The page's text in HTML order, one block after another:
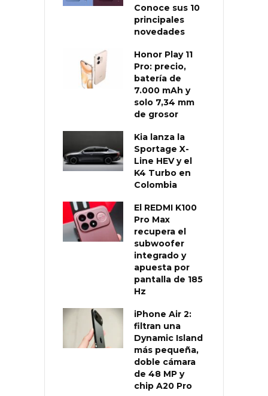
Conoce sus 10
principales
novedades
Honor Play 11
Pro: precio,
batería de
7.000 mAh y
solo 7,34 mm
de grosor
Kia lanza la
Sportage X-
Line HEV y el
K4 Turbo en
Colombia
El REDMI K100
Pro Max
recupera el
subwoofer
integrado y
apuesta por
pantalla de 185
Hz
iPhone Air 2:
filtran una
Dynamic Island
más pequeña,
doble cámara
de 48 MP y
chip A20 Pro